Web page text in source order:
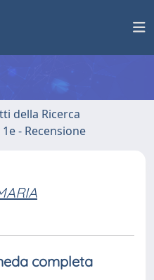
della Ricerca
1e - Recensione
completa